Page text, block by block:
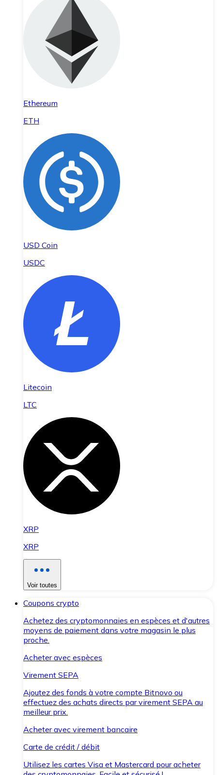
Ethereum
ETH
USD Coin
USDC
Litecoin
LTC
XRP
XRP
Voir toutes
Coupons crypto
Achetez des cryptomonnaies en espèces et d'autres
moyens de paiement dans votre magasin le plus
proche.
Acheter avec espèces
Virement SEPA
Ajoutez des fonds à votre compte Bitnovo ou
effectuez des achats directs par virement SEPA au
meilleur prix.
Acheter avec virement bancaire
Carte de crédit / débit
Utilisez les cartes Visa et Mastercard pour acheter